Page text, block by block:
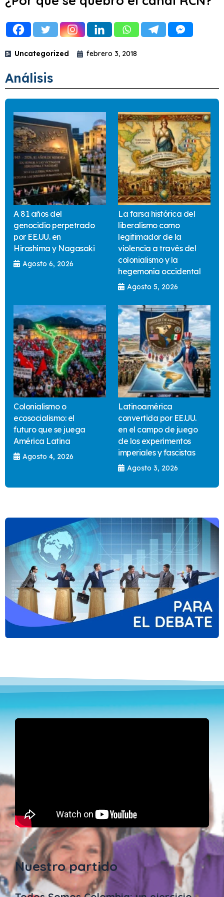
Uncategorized febrero 3, 2018
Análisis
A 81 años del
genocidio perpetrado
por EE.UU. en
Hiroshima y Nagasaki
Agosto 6, 2026
La farsa histórica del
liberalismo como
legitimador de la
violencia a través del
colonialismo y la
hegemonía occidental
Agosto 5, 2026
Colonialismo o
ecosocialismo: el
futuro que se juega
América Latina
Agosto 4, 2026
Latinoamérica
convertida por EE.UU.
en el campo de juego
de los experimentos
imperiales y fascistas
Agosto 3, 2026
Nuestro partido